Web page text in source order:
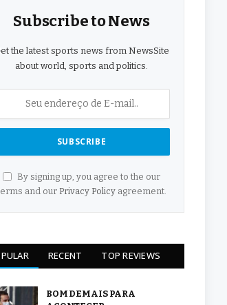
Subscribe to News
the latest sports news from NewsSite
about world, sports and politics.
By signing up, you agree to the our
and our Privacy Policyagreement.
RECENT TOP REVIEWS
BOM DEMAIS PARA